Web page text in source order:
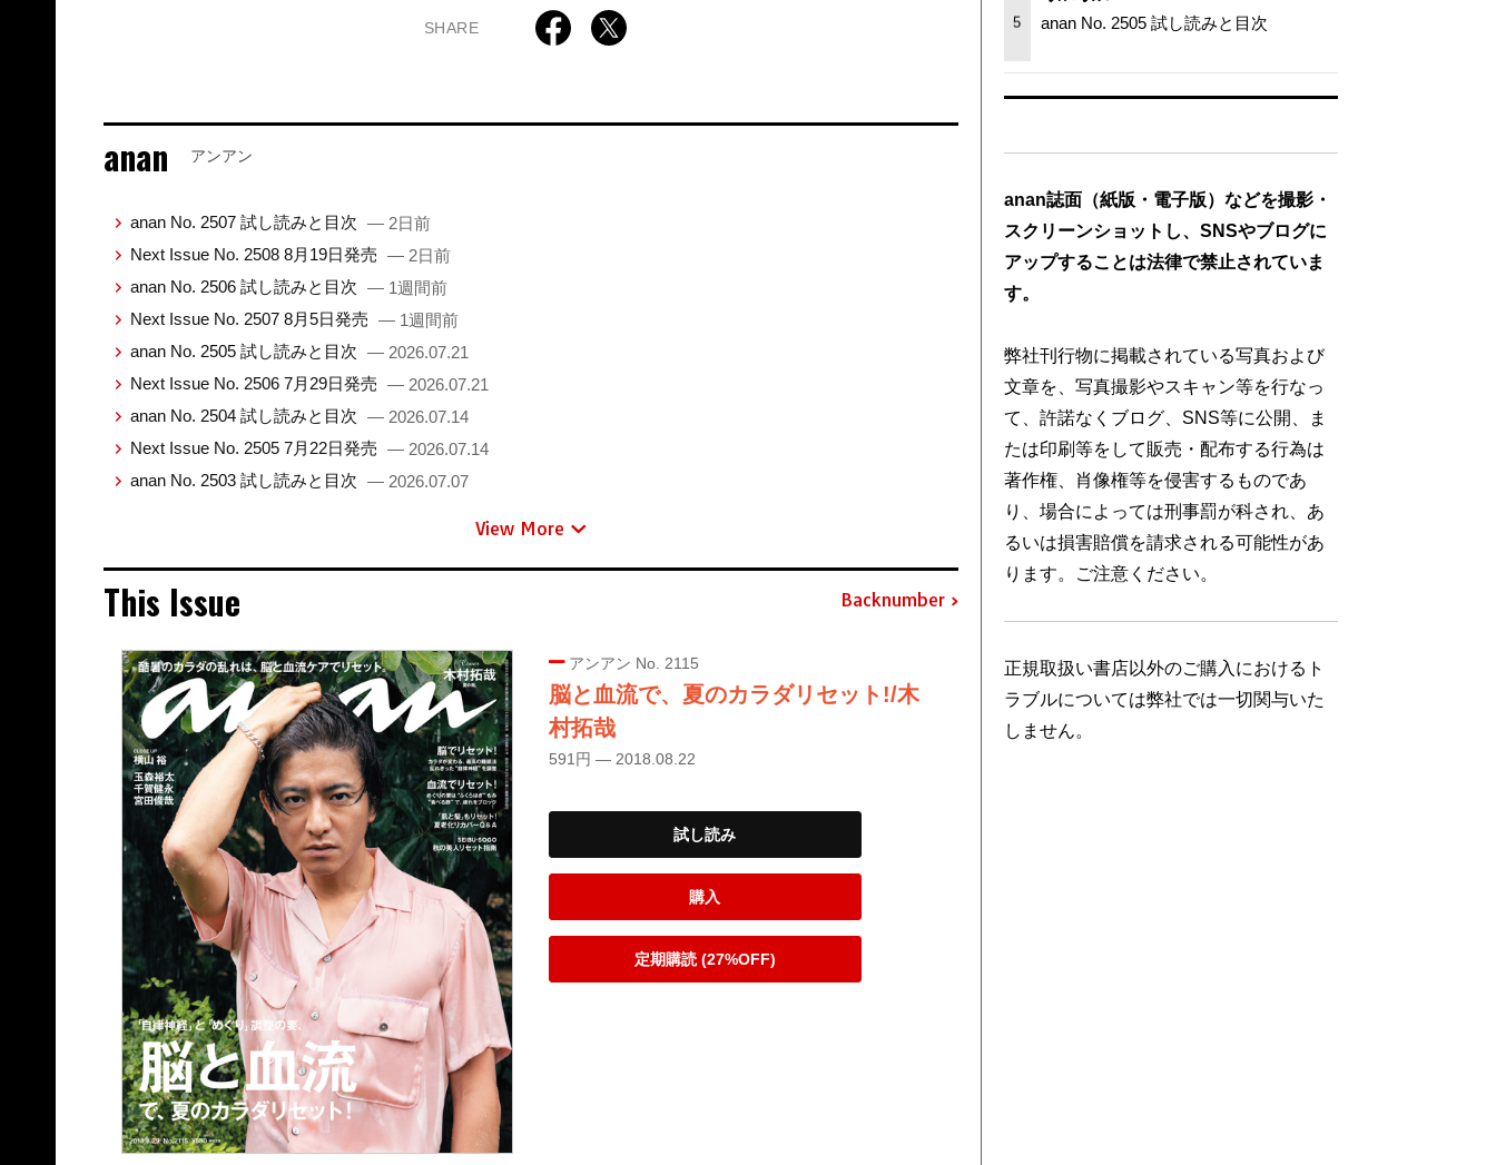
SHARE
anan アンアン
anan No. 2507 試し読みと目次 — 2日前
Next Issue No. 2508 8月19日発売 — 2日前
anan No. 2506 試し読みと目次 — 1週間前
Next Issue No. 2507 8月5日発売 — 1週間前
anan No. 2505 試し読みと目次 — 2026.07.21
Next Issue No. 2506 7月29日発売 — 2026.07.21
anan No. 2504 試し読みと目次 — 2026.07.14
Next Issue No. 2505 7月22日発売 — 2026.07.14
anan No. 2503 試し読みと目次 — 2026.07.07
View More
This Issue Backnumber
アンアン No. 2115
脳と血流で、夏のカラダリセット!/木
村拓哉
591円 — 2018.08.22
試し読み
購入
定期購読 (27%OFF)
5 anan No. 2505 試し読みと目次
anan誌面（紙版・電子版）などを撮影・
スクリーンショットし、SNSやブログに
アップすることは法律で禁止されていま
す。
弊社刊行物に掲載されている写真および
文章を、写真撮影やスキャン等を行なっ
て、許諾なくブログ、SNS等に公開、ま
たは印刷等をして販売・配布する行為は
著作権、肖像権等を侵害するものであ
り、場合によっては刑事罰が科され、あ
るいは損害賠償を請求される可能性があ
ります。ご注意ください。
正規取扱い書店以外のご購入におけるト
ラブルについては弊社では一切関与いた
しません。